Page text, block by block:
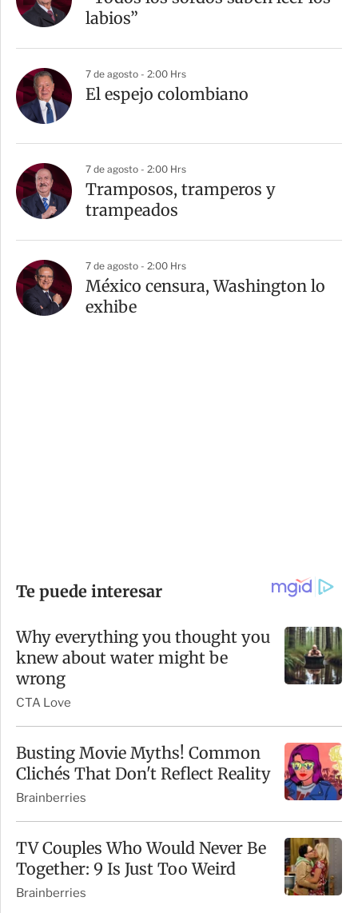
labios”
7 de agosto - 2:00 Hrs
El espejo colombiano
7 de agosto - 2:00 Hrs
Tramposos, tramperos y
trampeados
7 de agosto - 2:00 Hrs
México censura, Washington lo
exhibe